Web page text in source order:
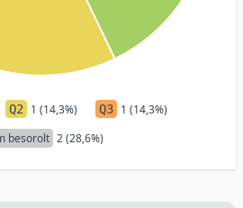
Q2 1 (14,3%) Q3 1 (14,3%)
besorolt 2 (28,6%)